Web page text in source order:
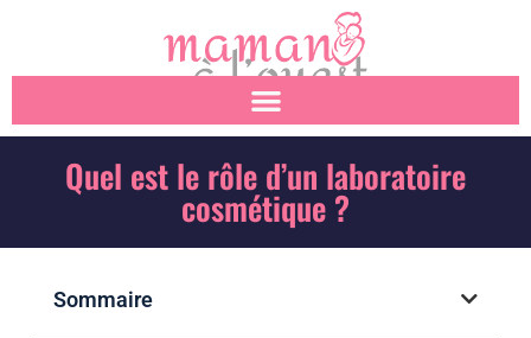
Quel est le rôle d’un laboratoire
cosmétique ?
Sommaire